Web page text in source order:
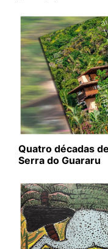
Quatro décadas
Serra do Guararu